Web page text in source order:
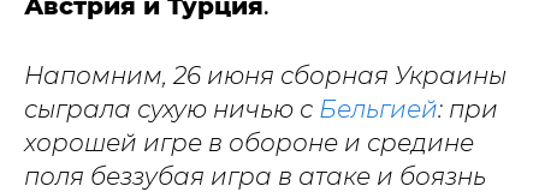
Напомним, 26 июня сборная Украины
сыграла сухую ничью с Бельгией: при
хорошей игре в обороне и средине
поля беззубая игра в атаке и боязнь